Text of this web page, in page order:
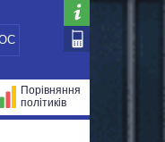
Порівняння
політиків